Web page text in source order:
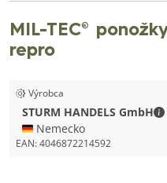
MIL-TEC®
repro
Výrobca
STURM HANDELS GmbH
🇩🇪 Nemecko
EAN:4046872214592